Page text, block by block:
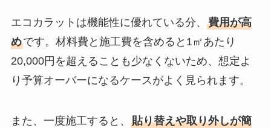
エコカラットは機能性に優れている分、 費用が高
めです。材料費と施工費を含めると1㎡あたり
20,000円を超えることも少なくないため、想定よ
り予算オーバーになるケースがよく見られます。
また、一度施工すると、 貼り替えや取り外しが簡